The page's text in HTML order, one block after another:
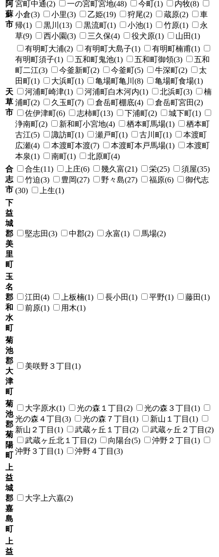
阿
蘇
市
宮町中通(2) 一の宮町宮地(48) 今町(1)
内牧(8)
小倉(3)
小里(3) 乙姫(19) 狩尾(2) 蔵原(2)
車
帰(1)
黒川(13) 黒流町(1) 小池(1) 竹原(1)
永
草(9)
西小園(3) 三久保(4) 役犬原(1) 山田(1)
天
草
市
有明町大浦(2) 有明町大島子(1)
有明町楠甫(1)
有明町須子(1)
五和町鬼池(1) 五和町御領(3)
五和
町二江(3)
今釜新町(2) 今釜町(5) 牛深町(2)
太
田町(1)
大浜町(1) 亀場町亀川(8)
亀場町食場(1)
河浦町崎津(1)
河浦町白木河内(1) 北浜町(3)
楠
浦町(2)
久玉町(7) 倉岳町棚底(4)
倉岳町宮田(2)
佐伊津町(6)
志柿町(13) 下浦町(2)
城下町(1)
浄南町(2)
新和町小宮地(4) 栖本町馬場(1)
栖本町
古江(5)
諏訪町(1) 瀬戸町(1) 古川町(1)
本渡町
広瀬(4)
本渡町本渡(7) 本渡町本戸馬場(1)
本渡町
本泉(1)
南町(1)
北原町(4)
合
志
市
合生(11) 上庄(6) 幾久富(21) 栄(25)
須屋(35)
竹迫(3)
豊岡(27) 野々島(27) 福原(6)
御代志
(30)
上生(1)
下
益
城
郡
美
里
町
堅志田(3) 中郡(2) 永富(1) 馬場(2)
玉
名
郡
和
水
町
江田(4) 上板楠(1) 長小田(1) 平野(1)
藤田(1)
前原(1)
用木(1)
菊
池
郡
大
津
町
美咲野３丁目(1)
菊
池
郡
菊
陽
町
大字原水(1) 光の森１丁目(2)
光の森３丁目(1)
光の森４丁目(3)
光の森７丁目(1)
新山１丁目(1)
新山２丁目(1)
武蔵ヶ丘１丁目(2)
武蔵ヶ丘２丁目(2)
武蔵ヶ丘北１丁目(2)
向陽台(5)
沖野２丁目(1)
沖野３丁目(1)
沖野４丁目(3)
上
益
城
郡
嘉
島
町
大字上六嘉(2)
上
益